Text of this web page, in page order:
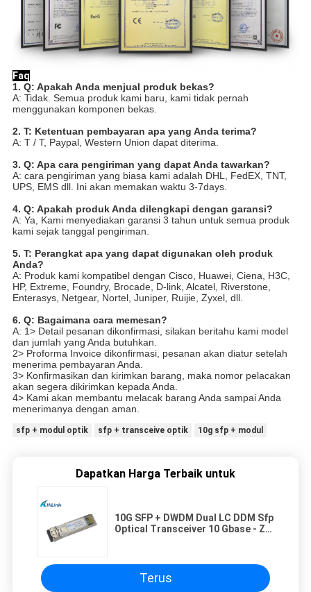
Faq
1. Q: Apakah Anda menjual produk bekas?
A: Tidak. Semua produk kami baru, kami tidak pernah
menggunakan komponen bekas.
2. T: Ketentuan pembayaran apa yang Anda terima?
A: T / T, Paypal, Western Union dapat diterima.
3. Q: Apa cara pengiriman yang dapat Anda tawarkan?
A: cara pengiriman yang biasa kami adalah DHL, FedEX, TNT,
UPS, EMS dll. Ini akan memakan waktu 3-7days.
4. Q: Apakah produk Anda dilengkapi dengan garansi?
A: Ya, Kami menyediakan garansi 3 tahun untuk semua produk
kami sejak tanggal pengiriman.
5. T: Perangkat apa yang dapat digunakan oleh produk
Anda?
A: Produk kami kompatibel dengan Cisco, Huawei, Ciena, H3C,
HP, Extreme, Foundry, Brocade, D-link, Alcatel, Riverstone,
Enterasys, Netgear, Nortel, Juniper, Ruijie, Zyxel, dll.
6. Q: Bagaimana cara memesan?
A: 1> Detail pesanan dikonfirmasi, silakan beritahu kami model
dan jumlah yang Anda butuhkan.
2> Proforma Invoice dikonfirmasi, pesanan akan diatur setelah
menerima pembayaran Anda.
3> Konfirmasikan dan kirimkan barang, maka nomor pelacakan
akan segera dikirimkan kepada Anda.
4> Kami akan membantu melacak barang Anda sampai Anda
menerimanya dengan aman.
sfp + modul optik sfp + transceive optik 10g sfp + modul
Dapatkan Harga Terbaik untuk
10G SFP + DWDM Dual LC DDM Sfp
Optical Transceiver 10 Gbase - ZR
Terus